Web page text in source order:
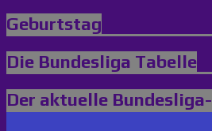
Geburtstag
Die Bundesliga Tabelle
Der aktuelle